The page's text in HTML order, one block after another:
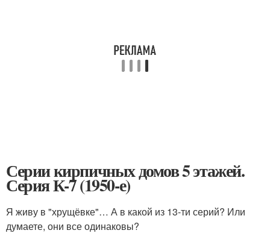
Серии кирпичных домов 5 этажей.
Серия К-7 (1950-е)
Я живу в "хрущёвке"… А в какой из 13-ти серий? Или
думаете, они все одинаковы?